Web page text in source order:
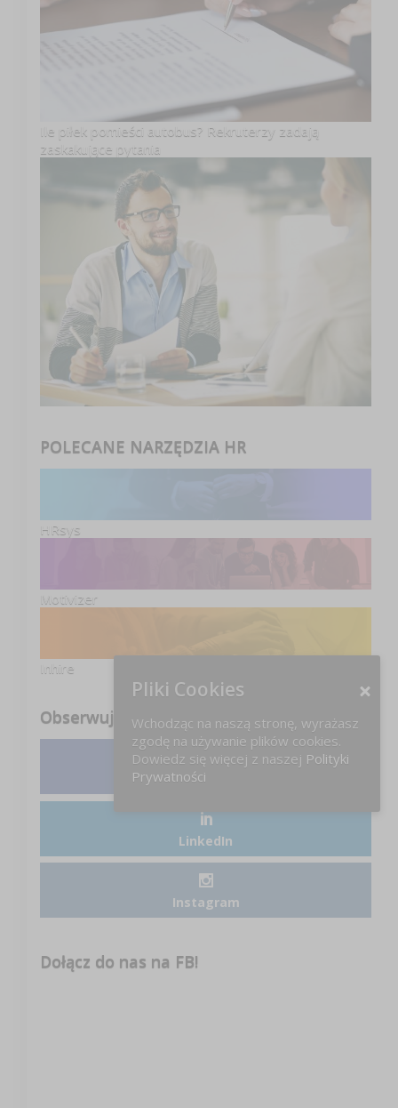
Ile piłek pomieści autobus? Rekruterzy zadają
zaskakujące pytania
POLECANE NARZĘDZIA HR
HRsys
Motivizer
Inhire
Obserwuj nas
Facebook
LinkedIn
Instagram
Dołącz do nas na FB!
Pliki Cookies
Wchodząc na naszą stronę, wyrażasz
zgodę na używanie plików cookies.
Dowiedz się więcej z naszej Polityki
Prywatności